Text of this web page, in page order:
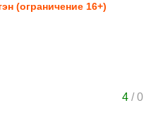
(ограничение 16+)
4/0